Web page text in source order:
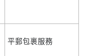
平郵包裹服務